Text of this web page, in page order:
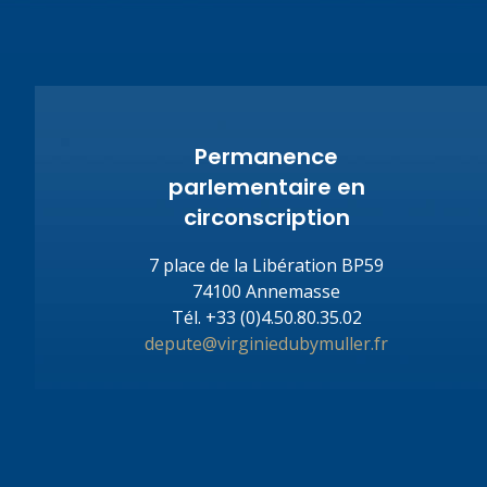
Permanence
parlementaire en
circonscription
7 place de la Libération BP59
74100 Annemasse
Tél. +33 (0)4.50.80.35.02
depute@virginiedubymuller.fr